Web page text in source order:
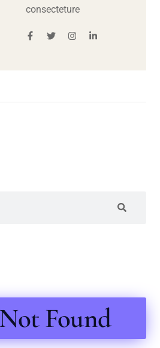
consecteture
Found